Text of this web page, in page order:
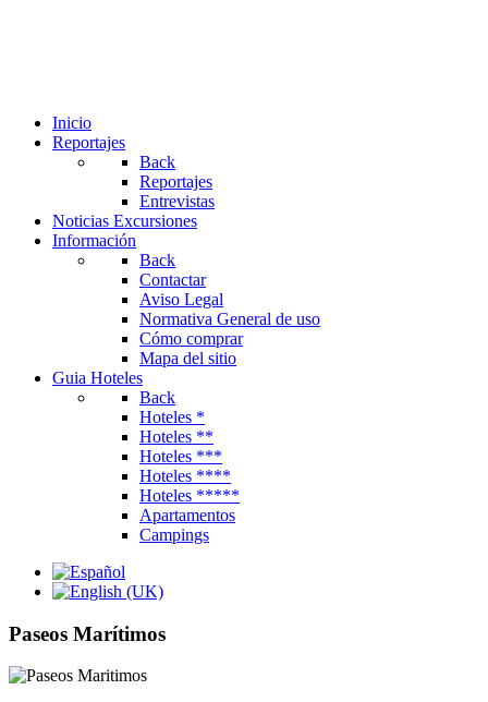
Inicio
Reportajes
Back
Reportajes
Entrevistas
Noticias Excursiones
Información
Back
Contactar
Aviso Legal
Normativa General de uso
Cómo comprar
Mapa del sitio
Guia Hoteles
Back
Hoteles *
Hoteles **
Hoteles ***
Hoteles ****
Hoteles *****
Apartamentos
Campings
Paseos Marítimos